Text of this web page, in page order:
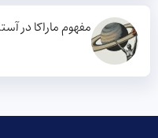
مفهوم ماراکا در